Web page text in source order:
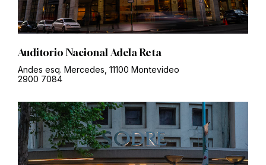
Auditorio Nacional Adela Reta
Andes esq. Mercedes, 11100 Montevideo
2900 7084